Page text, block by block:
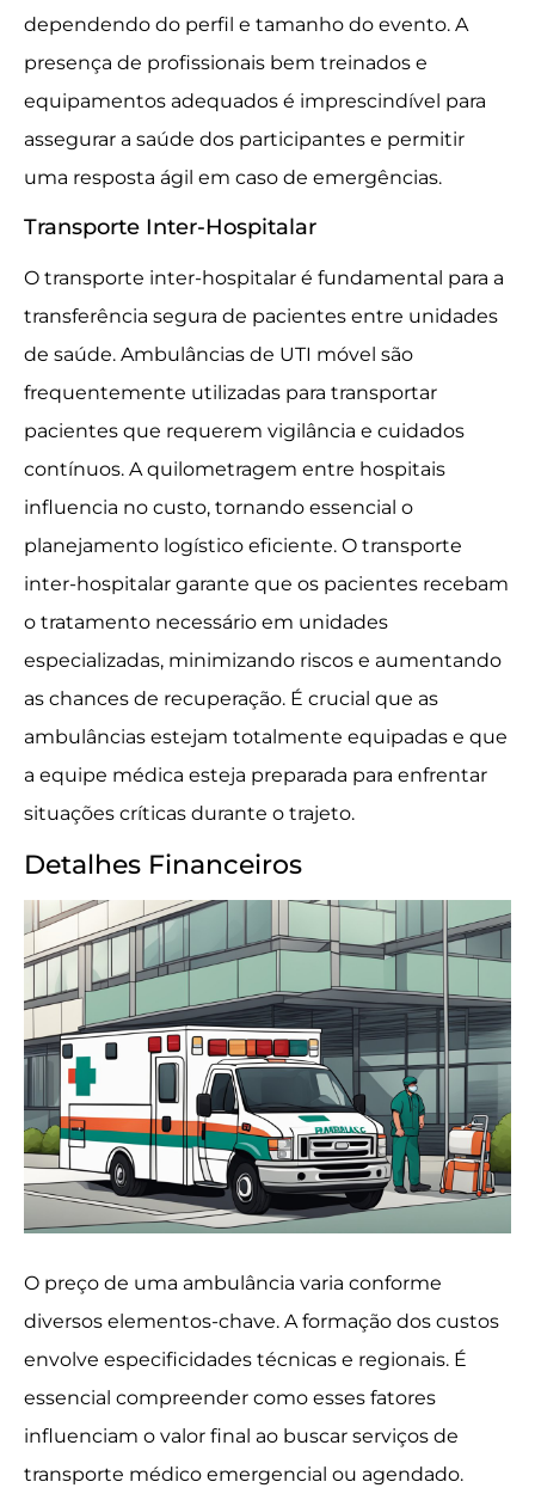
dependendo do perfil e tamanho do evento. A
presença de profissionais bem treinados e
equipamentos adequados é imprescindível para
assegurar a saúde dos participantes e permitir
uma resposta ágil em caso de emergências.
Transporte Inter-Hospitalar
O transporte inter-hospitalar é fundamental para a
transferência segura de pacientes entre unidades
de saúde. Ambulâncias de UTI móvel são
frequentemente utilizadas para transportar
pacientes que requerem vigilância e cuidados
contínuos. A quilometragem entre hospitais
influencia no custo, tornando essencial o
planejamento logístico eficiente. O transporte
inter-hospitalar garante que os pacientes recebam
o tratamento necessário em unidades
especializadas, minimizando riscos e aumentando
as chances de recuperação. É crucial que as
ambulâncias estejam totalmente equipadas e que
a equipe médica esteja preparada para enfrentar
situações críticas durante o trajeto.
Detalhes Financeiros
O preço de uma ambulância varia conforme
diversos elementos-chave. A formação dos custos
envolve especificidades técnicas e regionais. É
essencial compreender como esses fatores
influenciam o valor final ao buscar serviços de
transporte médico emergencial ou agendado.